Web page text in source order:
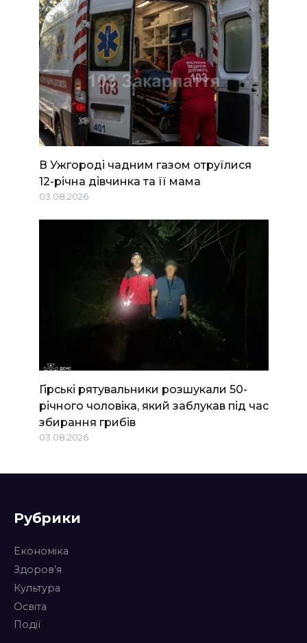
В Ужгороді чадним газом отруїлися
12-річна дівчинка та її мама
03.08.2026
Гірські рятувальники розшукали 50-
річного чоловіка, який заблукав під час
збирання грибів
03.08.2026
Рубрики
Економіка
Здоров’я
Культура
Освіта
Події